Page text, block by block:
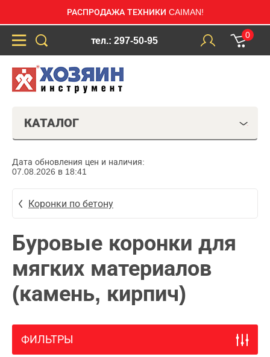
РАСПРОДАЖА ТЕХНИКИ CAIMAN!
тел.: 297-50-95
0
КАТАЛОГ
Дата обновления цен и наличия:
07.08.2026 в 18:41
Коронки по бетону
Буровые коронки для
мягких материалов
(камень, кирпич)
ФИЛЬТРЫ